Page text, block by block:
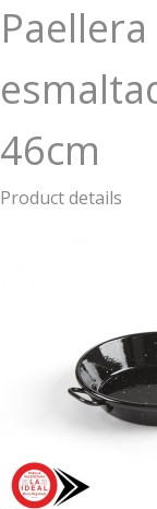
46cm
Product details